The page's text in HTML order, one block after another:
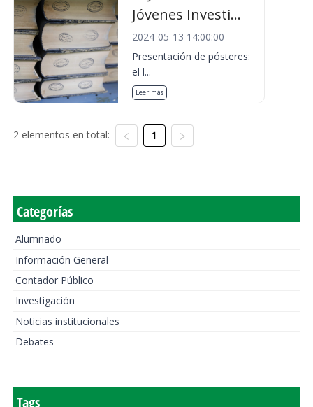
Jóvenes Investi...
2024-05-13 14:00:00
Presentación de pósteres:
el l...
Leer más
2 elementos en total: 1
Categorías
Alumnado
Información General
Contador Público
Investigación
Noticias institucionales
Debates
Tags